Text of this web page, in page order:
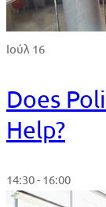
Ιούλ 16
Does
Help?
14:30 - 16:00